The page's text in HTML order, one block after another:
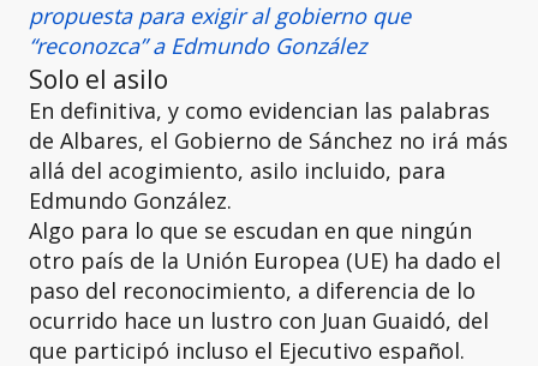
propuesta para exigir al gobierno que
“reconozca” a Edmundo González
Solo el asilo
En definitiva, y como evidencian las palabras
de Albares, el Gobierno de Sánchez no irá más
allá del acogimiento, asilo incluido, para
Edmundo González.
Algo para lo que se escudan en que ningún
otro país de la Unión Europea (UE) ha dado el
paso del reconocimiento, a diferencia de lo
ocurrido hace un lustro con Juan Guaidó, del
que participó incluso el Ejecutivo español.